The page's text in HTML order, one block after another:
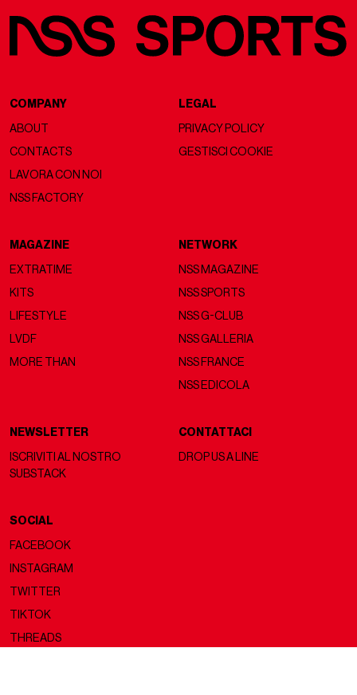
COMPANY
ABOUT
CONTACTS
LAVORA CON NOI
NSS FACTORY
LEGAL
PRIVACY POLICY
GESTISCI COOKIE
MAGAZINE
EXTRATIME
KITS
LIFESTYLE
LVDF
MORE THAN
NETWORK
NSS MAGAZINE
NSS SPORTS
NSS G-CLUB
NSS GALLERIA
NSS FRANCE
NSS EDICOLA
NEWSLETTER
ISCRIVITI AL NOSTRO
SUBSTACK
CONTATTACI
DROP US A LINE
SOCIAL
FACEBOOK
INSTAGRAM
TWITTER
TIKTOK
THREADS